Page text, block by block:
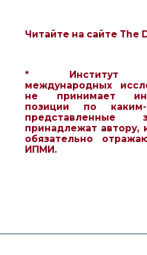
Читайте на сайте The
* Институт
международных
не принимает
позиции по каким-
представленные
принадлежат автору,
обязательно
ИПМИ.